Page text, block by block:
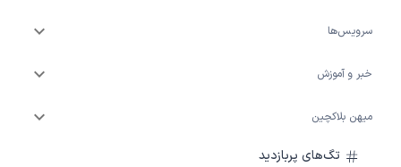
سرویس‌ها
خبر و آموزش
میهن بلاکچین
تگ‌های پربازدید